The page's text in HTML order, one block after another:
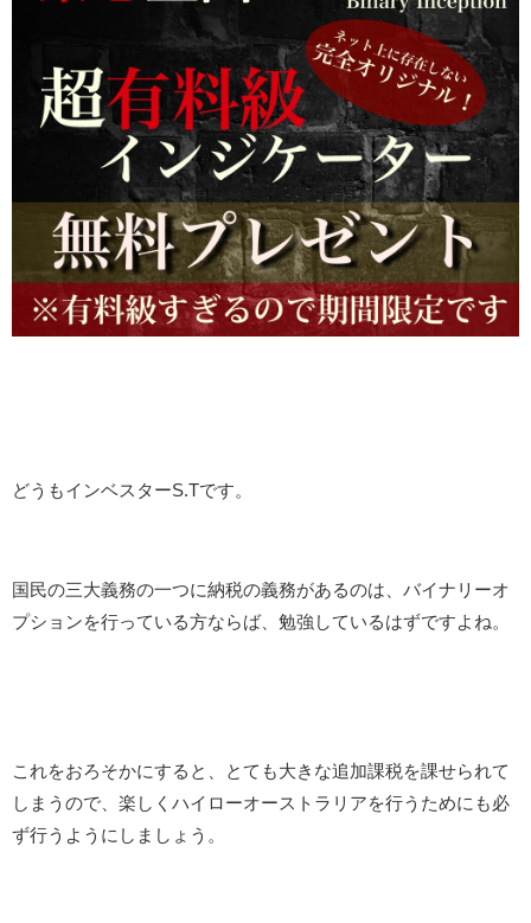
どうもインベスターS.Tです。
国民の三大義務の一つに納税の義務があるのは、バイナリーオ
プションを行っている方ならば、勉強しているはずですよね。
これをおろそかにすると、とても大きな追加課税を課せられて
しまうので、楽しくハイローオーストラリアを行うためにも必
ず行うようにしましょう。